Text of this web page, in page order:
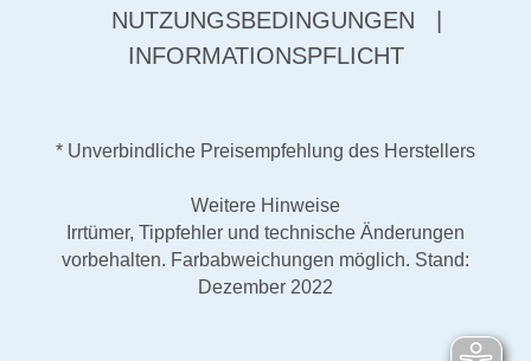
NUTZUNGSBEDINGUNGEN
INFORMATIONSPFLICHT
* Unverbindliche Preisempfehlung des Herstellers
Weitere Hinweise
Irrtümer, Tippfehler und technische Änderungen
vorbehalten. Farbabweichungen möglich. Stand:
Dezember 2022